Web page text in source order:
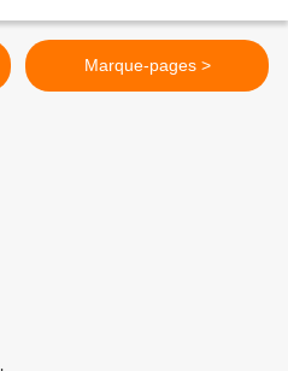
Marque-pages >